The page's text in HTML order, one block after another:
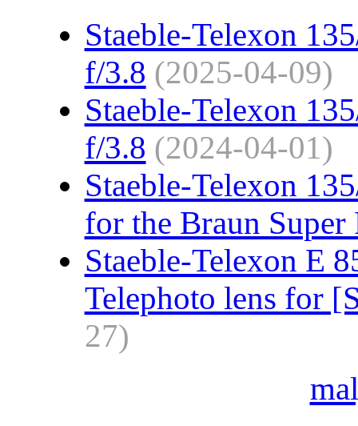
Staeble-Telexon
f/3.8 (2025-04-09)
Staeble-Telexon
f/3.8 (2024-04-01)
Staeble-Telexon
for the Braun Super
Staeble-Telexon E
Telephoto lens for
27)